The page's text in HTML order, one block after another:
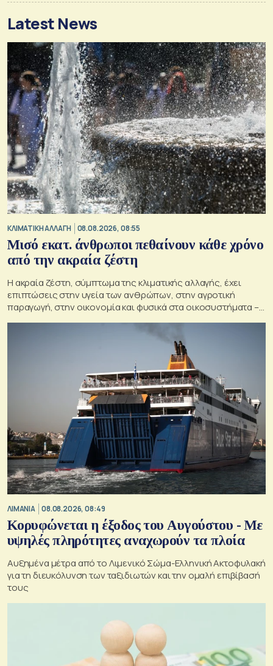
Latest News
ΚΛΙΜΑΤΙΚΗ ΑΛΛΑΓΗ 08.08.2026, 08:55
Μισό εκατ. άνθρωποι πεθαίνουν κάθε χρόνο
από την ακραία ζέστη
Η ακραία ζέστη, σύμπτωμα της κλιματικής αλλαγής, έχει
επιπτώσεις στην υγεία των ανθρώπων, στην αγροτική
παραγωγή, στην οικονομία και φυσικά στα οικοσυστήματα –
ΛΙΜΑΝΙΑ 08.08.2026, 08:49
Κορυφώνεται η έξοδος του Αυγούστου - Με
υψηλές πληρότητες αναχωρούν τα πλοία
Αυξημένα μέτρα από το Λιμενικό Σώμα-Ελληνική Ακτοφυλακή
για τη διευκόλυνση των ταξιδιωτών και την ομαλή επιβίβασή
τους